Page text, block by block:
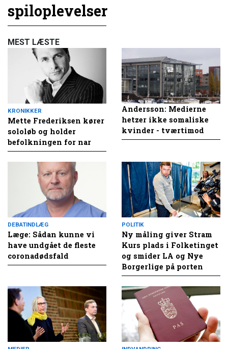
spiloplevelser
MEST LÆSTE
KRONIKKER
Mette Frederiksen kører
sololøb og holder
befolkningen for nar
Andersson: Medierne
hetzer ikke somaliske
kvinder - tværtimod
DEBATINDLÆG
Læge: Sådan kunne vi
have undgået de fleste
coronadødsfald
POLITIK
Ny måling giver Stram
Kurs plads i Folketinget
og smider LA og Nye
Borgerlige på porten